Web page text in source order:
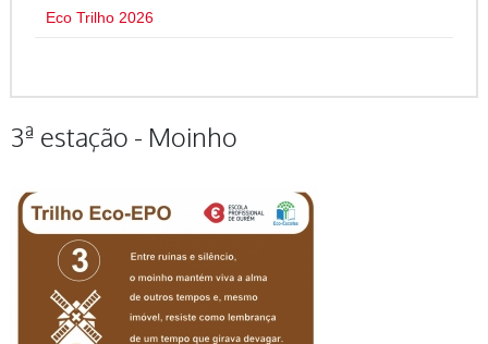
Eco Trilho 2026
3ª estação - Moinho